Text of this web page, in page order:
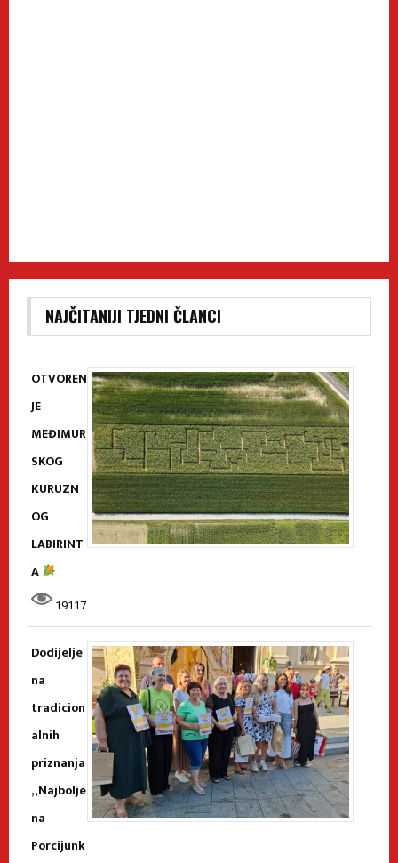
NAJČITANIJI TJEDNI ČLANCI
OTVOREN
JE
MEĐIMUR
SKOG
KURUZN
OG
LABIRINT
A
19117
Dodijelje
na
tradicion
alnih
priznanja
„Najbolje
na
Porcijunk